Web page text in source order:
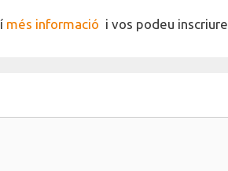
més informació i vos podeu